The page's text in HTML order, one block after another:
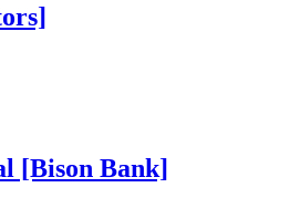
[Bison Bank]